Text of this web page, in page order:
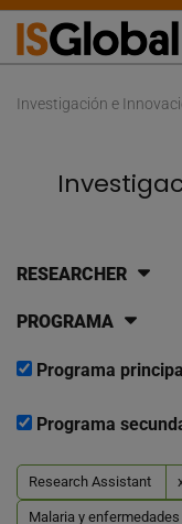
Investigación e
RESEARCHER
PROGRAMA
Programa
Programa
Research Assistant
Malaria y